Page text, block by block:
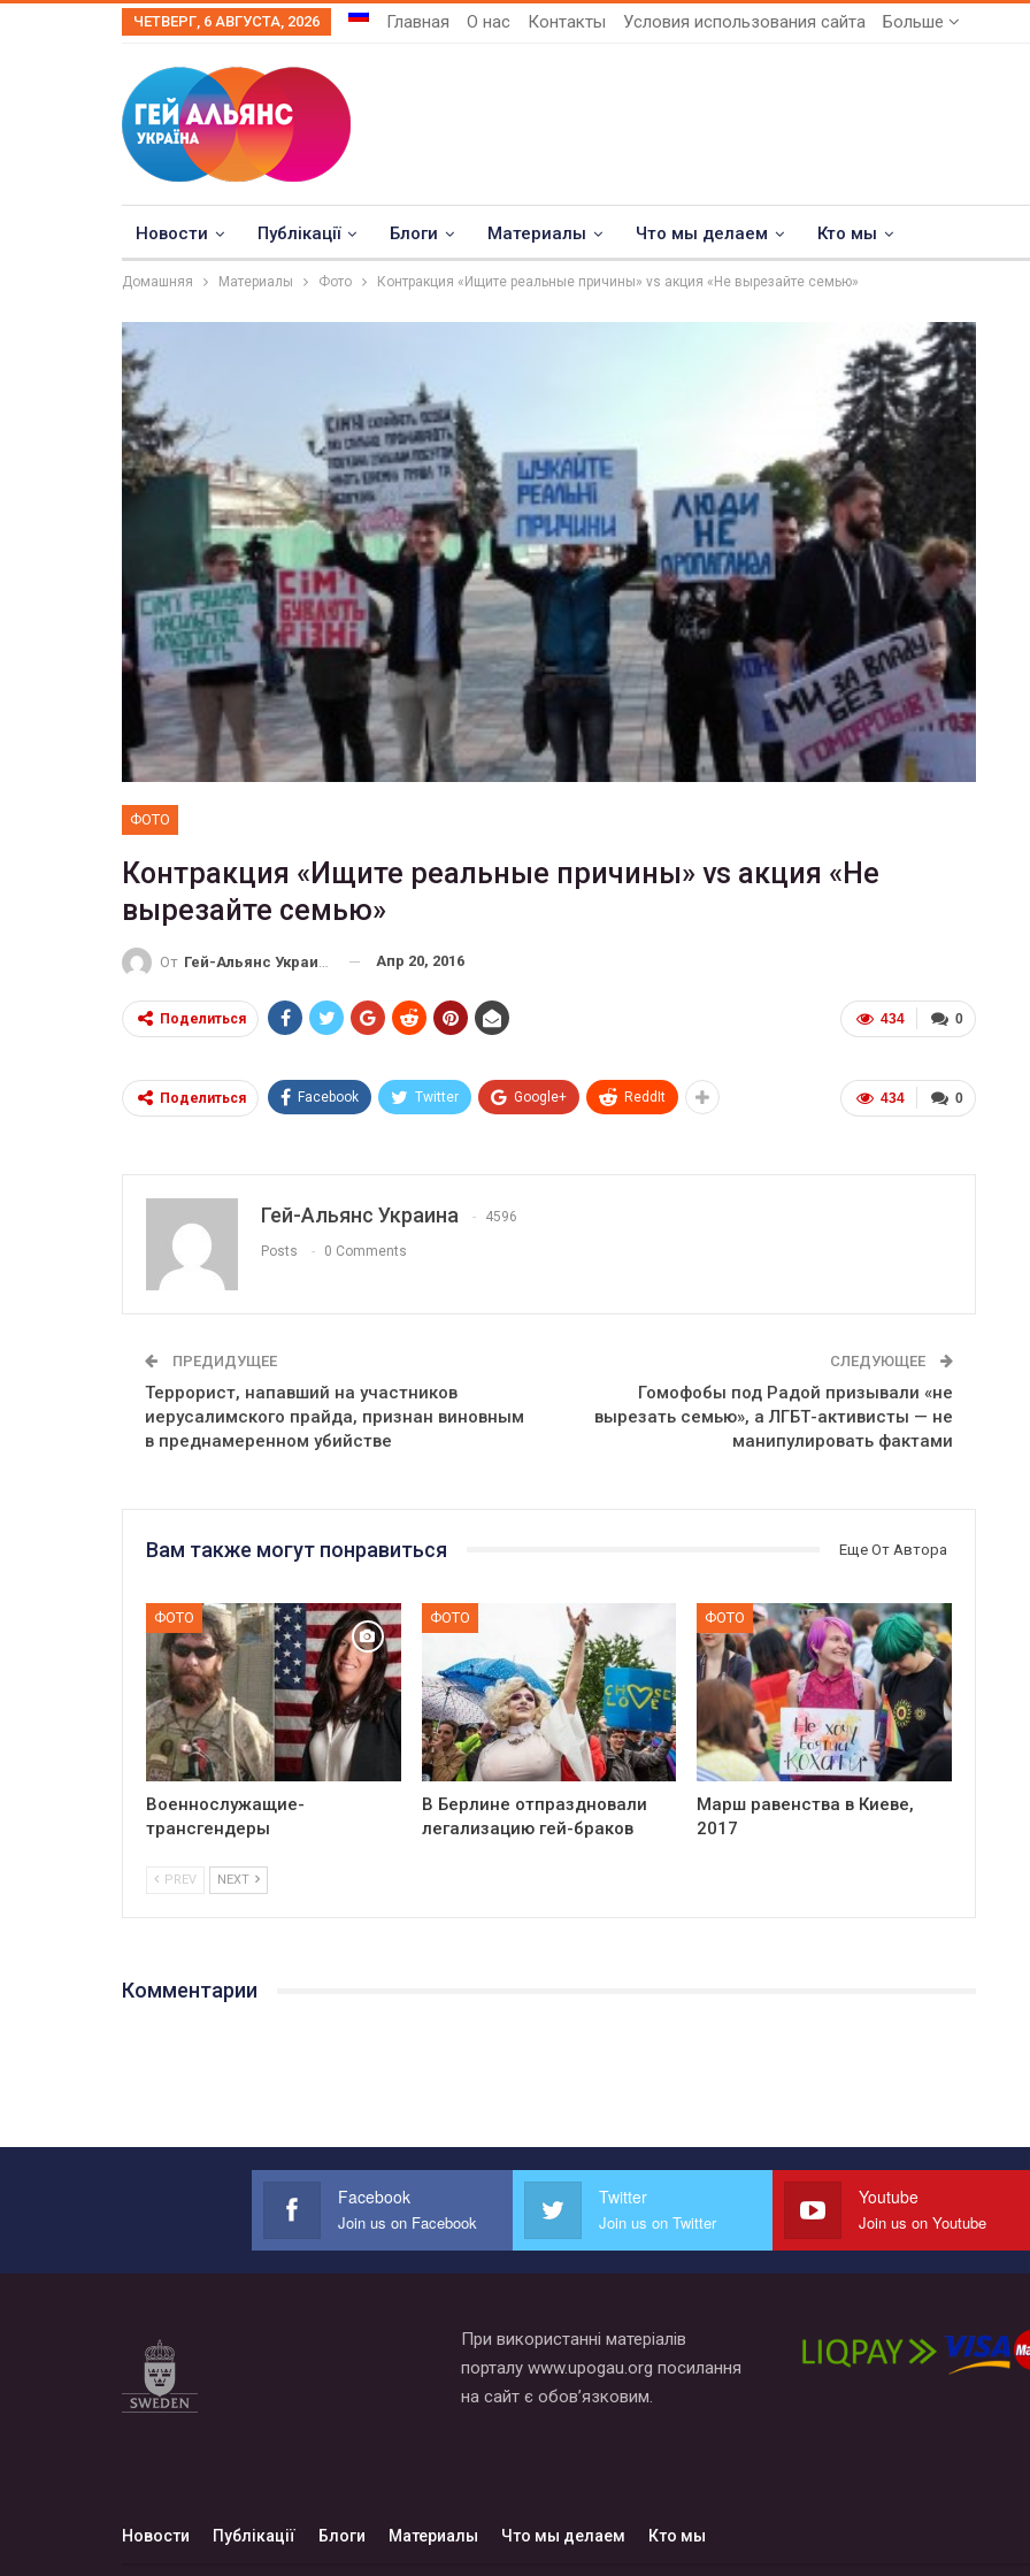
ЧЕТВЕРГ, 6 АВГУСТА, 2026 Главная О нас Контакты Условия использования сайта Больше
Новости Публікації Блоги Материалы Что мы делаем Кто мы
Домашняя Материалы Фото Контракция «Ищите реальные причины» vs акция «Не вырезайте семью»
ФОТО
Контракция «Ищите реальные причины» vs акция «Не
вырезайте семью»
От Гей-Альянс Украина Апр 20, 2016
0
434
Поделиться
0
434
Поделиться Facebook Twitter Google+ ReddIt
Гей-Альянс Украина 4596
Posts 0 Comments
ПРЕДИДУЩЕЕ
Террорист, напавший на участников
иерусалимского прайда, признан виновным
в преднамеренном убийстве
СЛЕДУЮЩЕЕ
Гомофобы под Радой призывали «не
вырезать семью», а ЛГБТ-активисты — не
манипулировать фактами
Вам также могут понравиться Еще От Автора
ФОТО
Военнослужащие-
трансгендеры
ФОТО
В Берлине отпраздновали
легализацию гей-браков
ФОТО
Марш равенства в Киеве,
2017
PREV NEXT
Комментарии
ФОТО
Прайд в Тель-Авиве собрал 200
тысяч участников
ГЕЙ-АЛЬЯНС УКРАИНА Июн 10, 2017 0
Военнослужащие-трансгендеры
ГЕЙ-АЛЬЯНС УКРАИНА Июл 27, 2017 0
Facebook
Join us on Facebook
Twitter
Join us on Twitter
Youtube
Join us on Youtube
При використанні матеріалів
порталу www.upogau.org посилання
на сайт є обов’язковим.
Новости Публікації Блоги Материалы Что мы делаем Кто мы